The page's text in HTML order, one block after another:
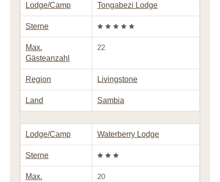
Lodge/Camp Tongabezi Lodge
Sterne
Max.
Gästeanzahl
22
Region Livingstone
Land Sambia
Lodge/Camp Waterberry Lodge
Sterne
Max.
20